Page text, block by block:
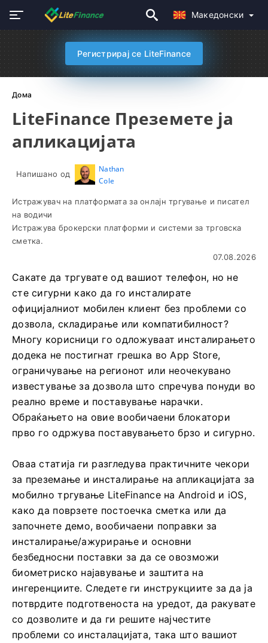
Македонски
Регистрирај се LiteFinance
Дома
LiteFinance Преземете ја
апликацијата
Напишано од
Nathan
Cole
Истражувач на платформата за онлајн тргување и писател
на водичи
Истражува брокерски платформи и системи за трговска
сметка.
07.08.2026
Сакате да тргувате од вашиот телефон, но не
сте сигурни како да го инсталирате
официјалниот мобилен клиент без проблеми со
дозвола, складирање или компатибилност?
Многу корисници го одложуваат инсталирањето
додека не постигнат грешка во App Store,
ограничување на регионот или неочекувано
известување за дозвола што спречува понуди во
реално време и поставување нарачки.
Обраќањето на овие вообичаени блокатори
прво го одржува поставувањето брзо и сигурно.
Оваа статија ги разгледува практичните чекори
за преземање и инсталирање на апликацијата за
мобилно тргување LiteFinance на Android и iOS,
како да поврзете постоечка сметка или да
започнете демо, вообичаени поправки за
инсталирање/ажурирање и основни
безбедносни поставки за да се овозможи
биометриско најавување и заштита на
ингеренциите. Следете ги инструкциите за да ја
потврдите подготвеноста на уредот, да ракувате
со дозволите и да ги решите најчестите
проблеми со инсталацијата, така што вашиот